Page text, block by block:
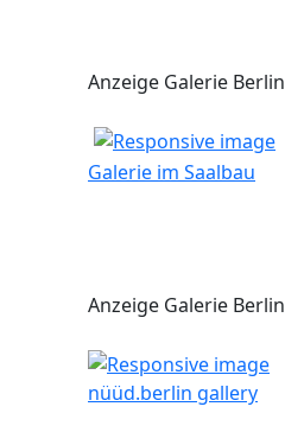
Anzeige Galerie Berlin
Galerie im Saalbau
Anzeige Galerie Berlin
nüüd.berlin gallery